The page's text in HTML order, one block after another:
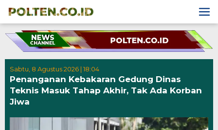
content
Sabtu, 8 Agustus 2026 | 18:04
Penanganan Kebakaran Gedung Dinas
Teknis Masuk Tahap Akhir, Tak Ada Korban
Jiwa